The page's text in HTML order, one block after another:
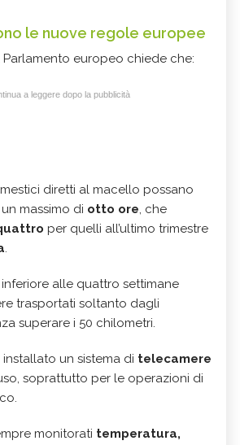
le nuove regole europee
europeo chiede che:
a leggere dopo la pubblicità
diretti al macello possano
massimo di otto ore, che
per quelli all’ultimo trimestre
.
alle quattro settimane
trasportati soltanto dagli
superare i 50 chilometri.
un sistema di telecamere
soprattutto per le operazioni di
monitorati temperatura,